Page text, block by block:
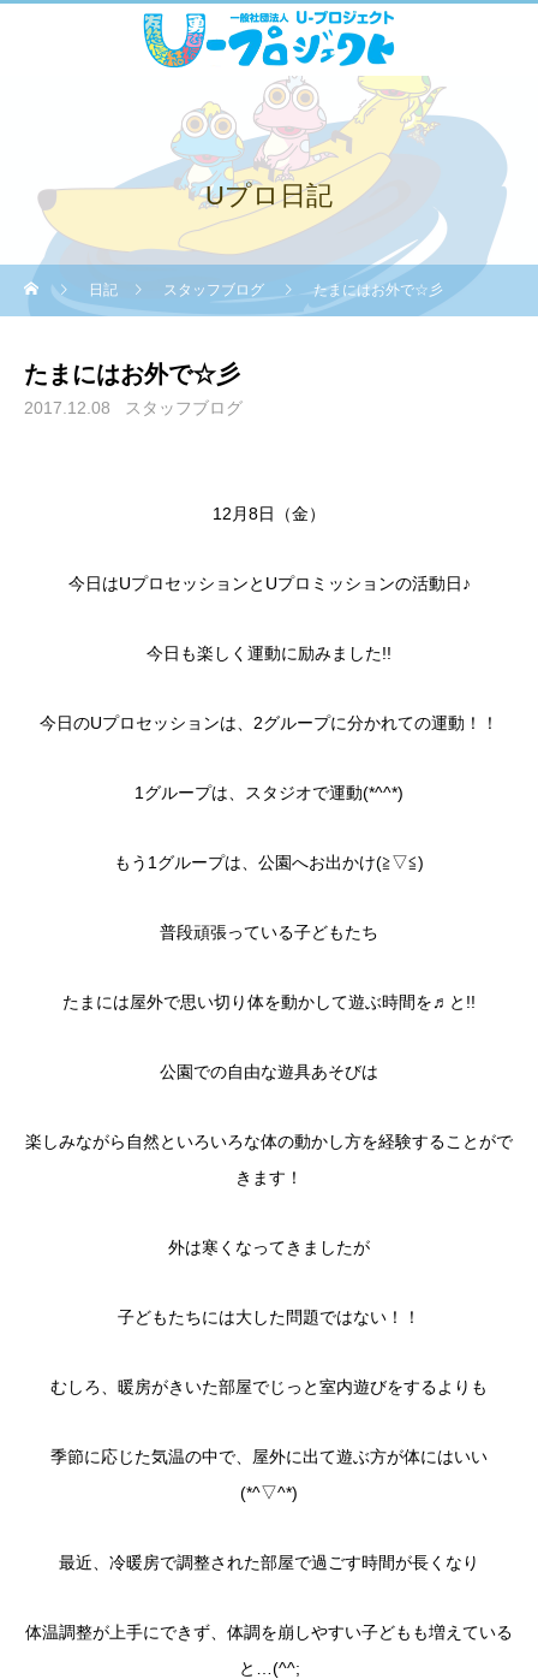
Uプロ日記
日記 スタッフブログ たまにはお外で☆彡
たまにはお外で☆彡
2017.12.08 スタッフブログ
12月8日（金）
今日はUプロセッションとUプロミッションの活動日♪
今日も楽しく運動に励みました!!
今日のUプロセッションは、2グループに分かれての運動！！
1グループは、スタジオで運動(*^^*)
もう1グループは、公園へお出かけ(≧▽≦)
普段頑張っている子どもたち
たまには屋外で思い切り体を動かして遊ぶ時間を♬と!!
公園での自由な遊具あそびは
楽しみながら自然といろいろな体の動かし方を経験することがで
きます！
外は寒くなってきましたが
子どもたちには大した問題ではない！！
むしろ、暖房がきいた部屋でじっと室内遊びをするよりも
季節に応じた気温の中で、屋外に出て遊ぶ方が体にはいい
(*^▽^*)
最近、冷暖房で調整された部屋で過ごす時間が長くなり
体温調整が上手にできず、体調を崩しやすい子どもも増えている
と…(^^;